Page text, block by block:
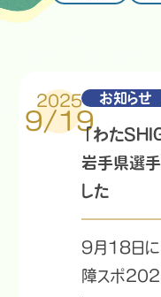
2025
9/19
お知らせ
「わた
岩手県選
した
9月18日に
障スポ